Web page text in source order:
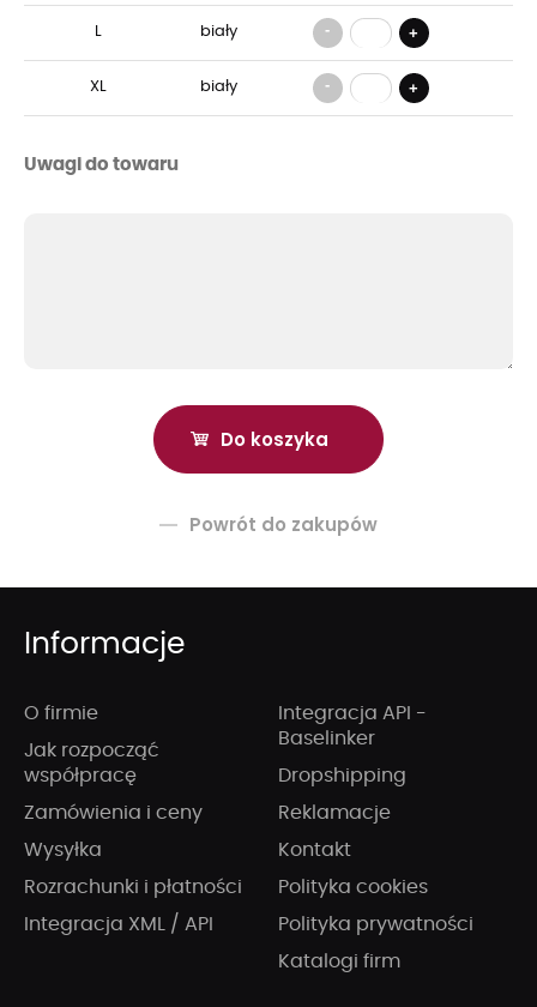
L biały - +
XL biały - +
Uwagi do towaru
Powrót do zakupów
Informacje
O firmie
Jak rozpocząć
współpracę
Zamówienia i ceny
Wysyłka
Rozrachunki i płatności
Integracja XML / API
Integracja API -
Baselinker
Dropshipping
Reklamacje
Kontakt
Polityka cookies
Polityka prywatności
Katalogi firm